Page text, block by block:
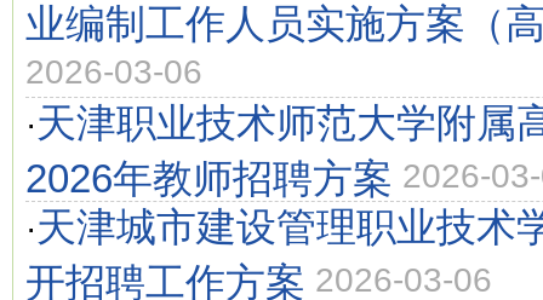
业编制工作人员实施方案（
2026-03-06
·天津职业技术师范大学附属
2026年教师招聘方案 2026-
·天津城市建设管理职业技术
开招聘工作方案 2026-03-06